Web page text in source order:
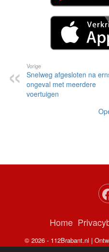
Vorige
Snelweg afgesloten na
ongeval met meerdere
voertuigen
Home
© 2026 - 112Brabant.nl |